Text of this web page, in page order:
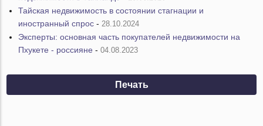
Тайская недвижимость в состоянии стагнации и
иностранный спрос - 28.10.2024
Эксперты: основная часть покупателей недвижимости на
Пхукете - россияне -04.08.2023
Печать